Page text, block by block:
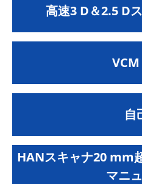
高速3 D＆2.5 D
VCM
自
HANスキャナ20 mm
マニ